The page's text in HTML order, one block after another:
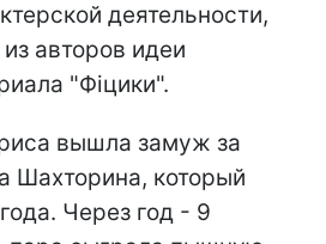
деятельности,
авторов идеи
"Фіцики".
вышла замуж за
Шахторина, который
Через год - 9